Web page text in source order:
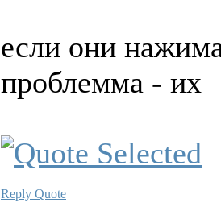
если они
проблемма - их
Reply Quote